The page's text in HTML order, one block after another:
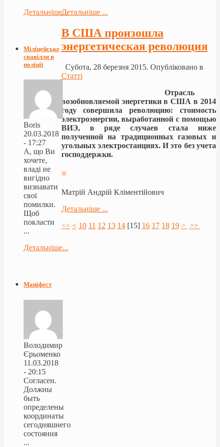
Детальніше ...
В США произошла
энергетическая революция
Субота, 28 березня 2015. Опубліковано в
Статті
Отрасль
возобновляемой энергетики в США в 2014
году совершила революцию: стоимость
электроэнергии, выработанной с помощью
ВИЭ, в ряде случаев стала ниже
полученной на традиционных газовых и
угольных электростанциях. И это без учета
господдержки.
≡
Матрій Андрій Кліментійович
Детальніше ...
<< < 10 11 12 13 14[15] 16 17 18 19 > >>
Детальніше...
Міліцейське
свавілля в
поліції
Boris
20.03.2018
- 17:27
А, що Ви
хочете,
владі не
вигідно
визнавати
свої
помилки.
Щоб
покласти
...
Детальніше...
Маніфест
Володимир
Єрьоменко
11.03.2018
- 20:15
Согласен.
Должны
быть
определены
координаты
сегодняшнего
состояния
...